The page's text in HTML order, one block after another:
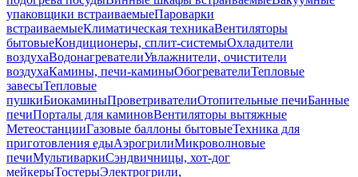
упаковщики встраиваемыеПароварки
встраиваемыеКлиматическая техникаВентиляторы
бытовыеКондиционеры, сплит-системыОхладители
воздухаВодонагревателиУвлажнители, очистители
воздухаКамины, печи-каминыОбогревателиТепловые
завесыТепловые
пушкиБиокаминыПроветривателиОтопительные печиБанные
печиПорталы для каминовВентиляторы вытяжные
МетеостанцииГазовые баллоны бытовыеТехника для
приготовления едыАэрогрилиМикроволновые
печиМультиваркиСэндвичницы, хот-дог
мейкерыТостерыЭлектрогрили,